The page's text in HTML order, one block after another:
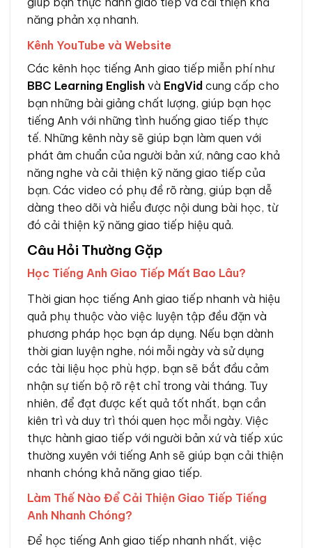
năng phản xạ nhanh.
Kênh YouTube và Website
Các kênh học tiếng Anh giao tiếp miễn phí như
BBC Learning English và EngVid cung cấp cho
bạn những bài giảng chất lượng, giúp bạn học
tiếng Anh với những tình huống giao tiếp thực
tế. Những kênh này sẽ giúp bạn làm quen với
phát âm chuẩn của người bản xứ, nâng cao khả
năng nghe và cải thiện kỹ năng giao tiếp của
bạn. Các video có phụ đề rõ ràng, giúp bạn dễ
dàng theo dõi và hiểu được nội dung bài học, từ
đó cải thiện kỹ năng giao tiếp hiệu quả.
Câu Hỏi Thường Gặp
Học Tiếng Anh Giao Tiếp Mất Bao Lâu?
Thời gian học tiếng Anh giao tiếp nhanh và hiệu
quả phụ thuộc vào việc luyện tập đều đặn và
phương pháp học bạn áp dụng. Nếu bạn dành
thời gian luyện nghe, nói mỗi ngày và sử dụng
các tài liệu học phù hợp, bạn sẽ bắt đầu cảm
nhận sự tiến bộ rõ rệt chỉ trong vài tháng. Tuy
nhiên, để đạt được kết quả tốt nhất, bạn cần
kiên trì và duy trì thói quen học mỗi ngày. Việc
thực hành giao tiếp với người bản xứ và tiếp xúc
thường xuyên với tiếng Anh sẽ giúp bạn cải thiện
nhanh chóng khả năng giao tiếp.
Làm Thế Nào Để Cải Thiện Giao Tiếp Tiếng
Anh Nhanh Chóng?
Để học tiếng Anh giao tiếp nhanh nhất, việc